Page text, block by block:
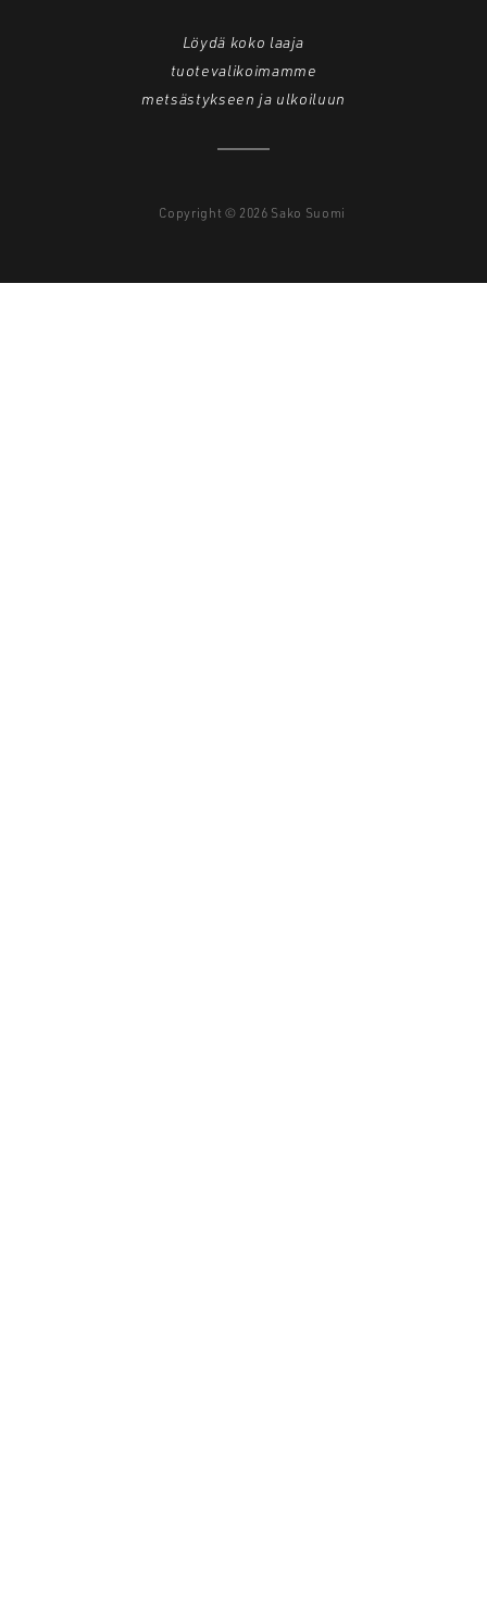
Löydä koko laaja
tuotevalikoimamme
metsästykseen ja ulkoiluun
Copyright © 2026 Sako Suomi